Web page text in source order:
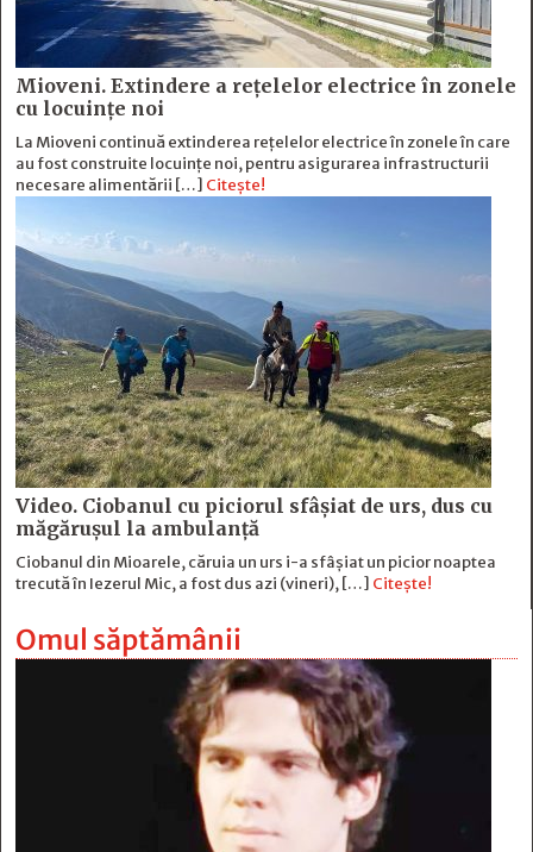
Mioveni. Extindere a rețelelor electrice în zonele
cu locuințe noi
La Mioveni continuă extinderea rețelelor electrice în zonele în care
au fost construite locuințe noi, pentru asigurarea infrastructurii
necesare alimentării […] Citește!
Video. Ciobanul cu piciorul sfâșiat de urs, dus cu
măgărușul la ambulanță
Ciobanul din Mioarele, căruia un urs i-a sfâșiat un picior noaptea
trecută în Iezerul Mic, a fost dus azi (vineri), […] Citește!
Omul săptămânii